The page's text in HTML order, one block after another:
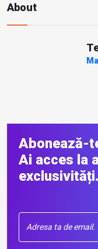
About
Abonează-
Ai acces la
exclusivități.